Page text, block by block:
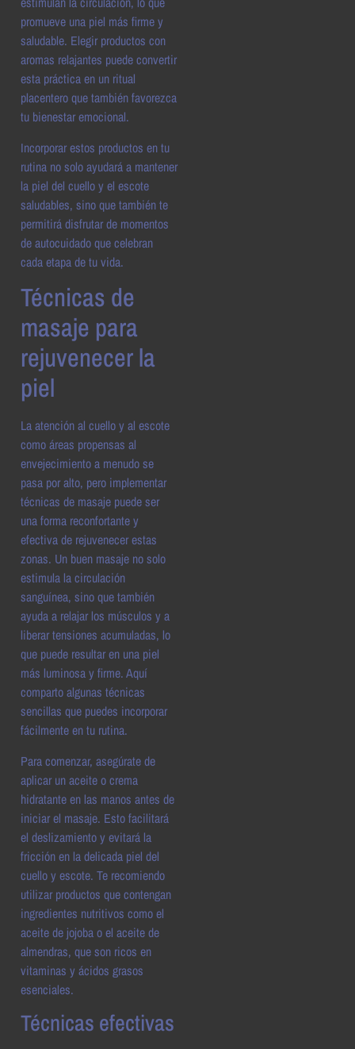
promueve una piel más firme y
saludable. Elegir productos con
aromas relajantes puede convertir
esta práctica en un ritual
placentero que también favorezca
tu bienestar emocional.
Incorporar estos productos en tu
rutina no solo ayudará a mantener
la piel del cuello y el escote
saludables, sino que también te
permitirá disfrutar de momentos
de autocuidado que celebran
cada etapa de tu vida.
Técnicas de
masaje para
rejuvenecer la
piel
La atención al cuello y al escote
como áreas propensas al
envejecimiento a menudo se
pasa por alto, pero implementar
técnicas de masaje puede ser
una forma reconfortante y
efectiva de rejuvenecer estas
zonas. Un buen masaje no solo
estimula la circulación
sanguínea, sino que también
ayuda a relajar los músculos y a
liberar tensiones acumuladas, lo
que puede resultar en una piel
más luminosa y firme. Aquí
comparto algunas técnicas
sencillas que puedes incorporar
fácilmente en tu rutina.
Para comenzar, asegúrate de
aplicar un aceite o crema
hidratante en las manos antes de
iniciar el masaje. Esto facilitará
el deslizamiento y evitará la
fricción en la delicada piel del
cuello y escote. Te recomiendo
utilizar productos que contengan
ingredientes nutritivos como el
aceite de jojoba o el aceite de
almendras, que son ricos en
vitaminas y ácidos grasos
esenciales.
Técnicas efectivas